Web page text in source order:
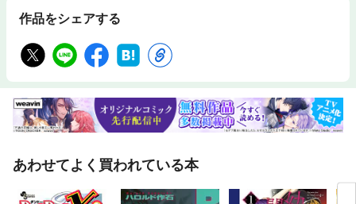
作品をシェアする
あわせてよく買われている本